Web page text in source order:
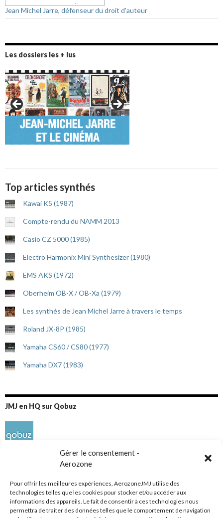
Gérer le consentement -
Aerozone
Pour offrir les meilleures expériences, AerozoneJMJ utilise des
technologies telles que les cookies pour stocker et/ou accéder aux
informations des appareils. Le fait de consentir à ces technologies nous
permettra de traiter des données telles que le comportement de navigation
Jean Michel Jarre, défenseur du droit d'auteur
Les dossiers les + lus
Top articles synthés
Kawai K5 (1987)
Compte-rendu du NAMM 2013
Casio CZ 5000 (1985)
Electro Harmonix Mini Synthesizer (1980)
EMS AKS (1972)
Oberheim OB-X / OB-Xa (1979)
Les synthés de Jean Michel Jarre à travers le temps
Roland JX-8P (1985)
Yamaha CS60 / CS80 (1977)
Yamaha DX7 (1983)
JMJ en HQ sur Qobuz
Réseaux sociaux